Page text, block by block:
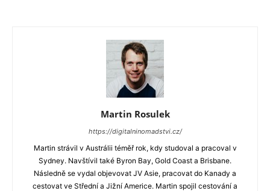
Martin Rosulek
https://digitalninomadstvi.cz/
Martin strávil v Austrálii téměř rok, kdy studoval a pracoval v
Sydney. Navštívil také Byron Bay, Gold Coast a Brisbane.
Následně se vydal objevovat JV Asie, pracovat do Kanady a
cestovat ve Střední a Jižní Americe. Martin spojil cestování a